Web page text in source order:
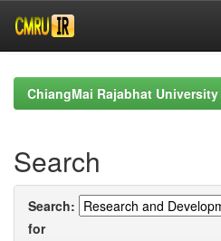
navigationChiangMai Rajabhat
Search
Search:
for